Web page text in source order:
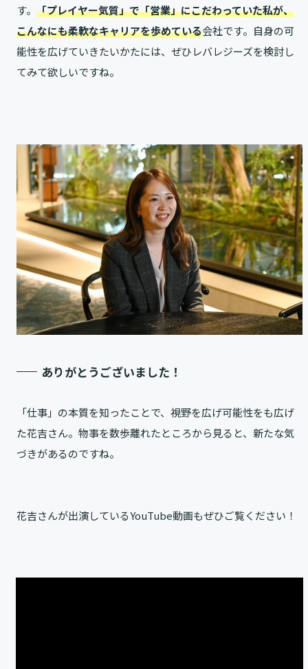
す。 「プレイヤー気質」で「営業」にこだわっていた私が、
こんなにも柔軟なキャリアを歩めている会社です。自身の可
能性を広げていきたいかたには、ぜひレバレジーズを検討し
てみて欲しいですね。
ありがとうございました！
「仕事」の本質を知ったことで、視野を広げ可能性をも広げ
た花吉さん。物事を数歩離れたところから見ると、新たな気
づきがあるのですね。
花吉さんが出演しているYouTube動画もぜひご覧ください！